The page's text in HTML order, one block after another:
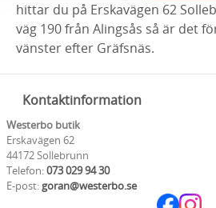
hittar du på Erskavägen 62
väg 190 från Alingsås så är det
vänster efter Gräfsnäs.
Kontaktinformation
Westerbo butik
Erskavägen 62
44172 Sollebrunn
Telefon:073 029 94 30
E-post:goran@westerbo.se